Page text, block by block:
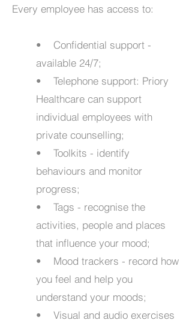
Every employee has access to:
• Confidential support -
available 24/7;
• Telephone support: Priory
Healthcare can support
individual employees with
private counselling;
• Toolkits - identify
behaviours and monitor
progress;
• Tags - recognise the
activities, people and places
that influence your mood;
• Mood trackers - record how
you feel and help you
understand your moods;
• Visual and audio exercises